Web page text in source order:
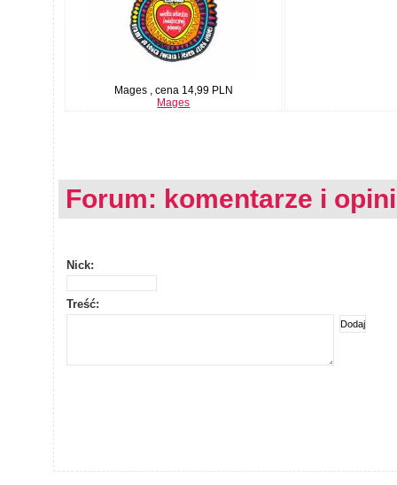
Mages , cena 14,99 PLN
Mages
Forum: komentarze i
Nick:
Treść: